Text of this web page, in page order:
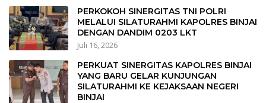
PERKOKOH SINERGITAS TNI POLRI
MELALUI SILATURAHMI KAPOLRES BINJAI
DENGAN DANDIM 0203 LKT
Juli 16, 2026
PERKUAT SINERGITAS KAPOLRES BINJAI
YANG BARU GELAR KUNJUNGAN
SILATURAHMI KE KEJAKSAAN NEGERI
BINJAI